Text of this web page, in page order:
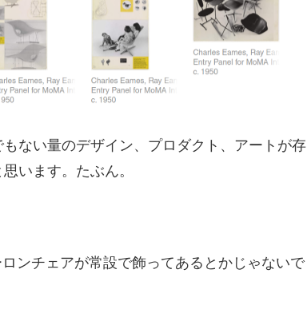
ない量のデザイン、プロダクト、アートが存
います。たぶん。
ンチェアが常設で飾ってあるとかじゃないで